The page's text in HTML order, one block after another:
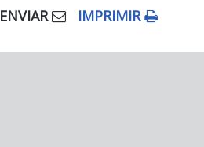
ENVIAR IMPRIMIR